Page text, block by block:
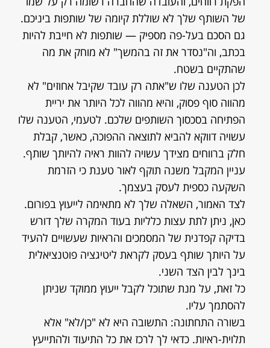
של השותף שלך לא שוללת קיומה של שותפות ביניכם.
גם הסכם בעל-פה מספיק — שותפות לא חייבת להיות
בכתב, וה"נסדר את זה בהמשך" לא מוחק את מה
שהתקיים בשטח.
לכן הטענה שלו ש"אתה רק עובד שקיבל אחוזים" לא
מהווה סוף פסוק, והיא מהווה לכל היותר את יריית
הפתיחה בסכסוך השותפים שלכם. לטעמי, הטענה שלו
עשויה דווקא להביא לתוצאה ההפוכה, כאשר, קבלת
חלק ברווחים מצידך עשויה להוות ראיה להיותך שותף.
עניין המקבל משנה תוקף לאור טענת כי הזרמת
השקעה כספית לעסק בעצמך.
לצד האמור, השאלה שלך לא מתאימה לייעוץ בפורום.
כאן, ניתן לתת עצות כלליות בעוד המקרה שלך דורש
בדיקה קפדנית של המסמכים והראיות שעשויים להעיד
על היותך שותף בעסק לקראת ליטיגציה פוטנציאלית
בינך לבין הצד השני.
כל זאת, על מנת שתוכל לקבל ייעוץ ממוקד שניתן
להסתמך עליו.
בשורה התחתונה: התשובה היא לא "כן/לא" אלא
תלוית-ראיות. כדאי לך לרכז את כל התיעוד ולהתייעץ